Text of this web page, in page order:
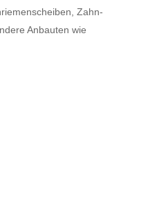
Zahn-
Anbauten wie